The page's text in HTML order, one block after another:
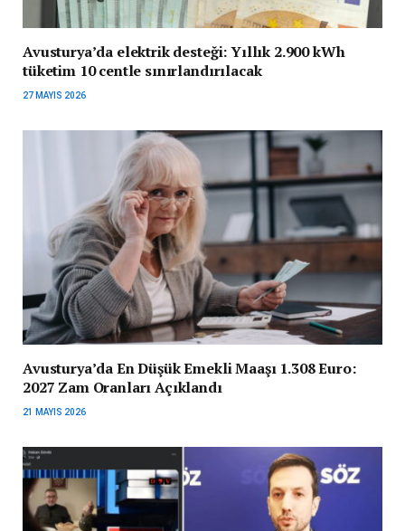
Avusturya’da elektrik desteği: Yıllık 2.900 kWh
tüketim 10 centle sınırlandırılacak
27 MAYIS 2026
Avusturya’da En Düşük Emekli Maaşı 1.308 Euro:
2027 Zam Oranları Açıklandı
21 MAYIS 2026